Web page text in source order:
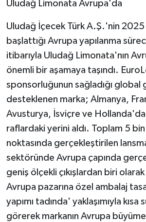
Uludağ Limonata Avrupa'da
Uludağ İçecek Türk A.Ş.'nin 2025
başlattığı Avrupa yapılanma
itibarıyla Uludağ Limonata'nın
önemli bir aşamaya taşındı.
sponsorluğunun sağladığı global
desteklenen marka; Almanya,
Avusturya, İsviçre ve Hollanda'da
raflardaki yerini aldı. Toplam 5
noktasında gerçekleştirilen
sektöründe Avrupa çapında
geniş ölçekli çıkışlardan biri
Avrupa pazarına özel ambalaj
yapımı tadında' yaklaşımıyla
görerek markanın Avrupa